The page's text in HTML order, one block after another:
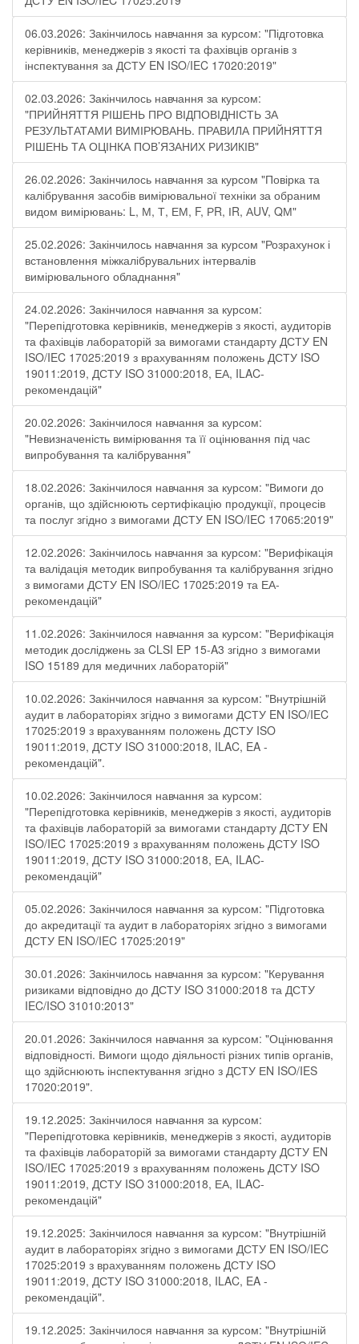
06.03.2026: Закінчилось навчання за курсом: "Підготовка
керівників, менеджерів з якості та фахівців органів з
інспектування за ДСТУ EN ISO/IEC 17020:2019"
02.03.2026: Закінчилось навчання за курсом:
"ПРИЙНЯТТЯ РІШЕНЬ ПРО ВІДПОВІДНІСТЬ ЗА
РЕЗУЛЬТАТАМИ ВИМІРЮВАНЬ. ПРАВИЛА ПРИЙНЯТТЯ
РІШЕНЬ ТА ОЦІНКА ПОВ’ЯЗАНИХ РИЗИКІВ"
26.02.2026: Закінчилось навчання за курсом "Повірка та
калібрування засобів вимірювальної техніки за обраним
видом вимірювань: L, М, Т, ЕМ, F, РR, ІR, АUV, QМ"
25.02.2026: Закінчилось навчання за курсом "Розрахунок і
встановлення міжкалібрувальних інтервалів
вимірювального обладнання"
24.02.2026: Закінчилося навчання за курсом:
"Перепідготовка керівників, менеджерів з якості, аудиторів
та фахівців лабораторій за вимогами стандарту ДСТУ EN
ISO/IEC 17025:2019 з врахуванням положень ДСТУ ISO
19011:2019, ДСТУ ISO 31000:2018, ЕА, ILAC-
рекомендацій"
20.02.2026: Закінчилося навчання за курсом:
"Невизначеність вимірювання та її оцінювання під час
випробування та калібрування"
18.02.2026: Закінчилося навчання за курсом: "Вимоги до
органів, що здійснюють сертифікацію продукції, процесів
та послуг згідно з вимогами ДСТУ EN ISO/IEC 17065:2019"
12.02.2026: Закінчилось навчання за курсом: "Верифікація
та валідація методик випробування та калібрування згідно
з вимогами ДСТУ EN ISO/IEC 17025:2019 та ЕА-
рекомендацій"
11.02.2026: Закінчилося навчання за курсом: "Верифікація
методик досліджень за CLSI EP 15-A3 згідно з вимогами
ISO 15189 для медичних лабораторій"
10.02.2026: Закінчилося навчання за курсом: "Внутрішній
аудит в лабораторіях згідно з вимогами ДСТУ EN ISO/IEC
17025:2019 з врахуванням положень ДСТУ ISO
19011:2019, ДСТУ ISO 31000:2018, ILAC, EA -
рекомендацій".
10.02.2026: Закінчилося навчання за курсом:
"Перепідготовка керівників, менеджерів з якості, аудиторів
та фахівців лабораторій за вимогами стандарту ДСТУ EN
ISO/IEC 17025:2019 з врахуванням положень ДСТУ ISO
19011:2019, ДСТУ ISO 31000:2018, ЕА, ILAC-
рекомендацій"
05.02.2026: Закінчилося навчання за курсом: "Підготовка
до акредитації та аудит в лабораторіях згідно з вимогами
ДСТУ EN ISO/IEC 17025:2019"
30.01.2026: Закінчилось навчання за курсом: "Керування
ризиками відповідно до ДСТУ ISO 31000:2018 та ДСТУ
IEC/ISO 31010:2013"
20.01.2026: Закінчилося навчання за курсом: "Оцінювання
відповідності. Вимоги щодо діяльності різних типів органів,
що здійснюють інспектування згідно з ДСТУ ЕN ISO/IES
17020:2019".
19.12.2025: Закінчилося навчання за курсом:
"Перепідготовка керівників, менеджерів з якості, аудиторів
та фахівців лабораторій за вимогами стандарту ДСТУ EN
ISO/IEC 17025:2019 з врахуванням положень ДСТУ ISO
19011:2019, ДСТУ ISO 31000:2018, ЕА, ILAC-
рекомендацій"
19.12.2025: Закінчилося навчання за курсом: "Внутрішній
аудит в лабораторіях згідно з вимогами ДСТУ EN ISO/IEC
17025:2019 з врахуванням положень ДСТУ ISO
19011:2019, ДСТУ ISO 31000:2018, ILAC, EA -
рекомендацій".
19.12.2025: Закінчилося навчання за курсом: "Внутрішній